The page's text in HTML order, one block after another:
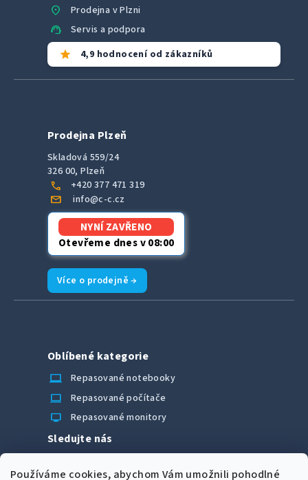
Používáme cookies, abychom Vám umožnili pohodlné
location_on Prodejna v Plzni
support_agent Servis a podpora
star 4,9 hodnocení od zákazníků
Prodejna Plzeň
Skladová 559/24
326 00, Plzeň
call +420 377 471 319
mail info@c-c.cz
NYNÍ ZAVŘENO
Otevřeme dnes v 08:00
Více o prodejně →
Oblíbené kategorie
laptop_chromebook
Repasované notebooky
computer Repasované počítače
monitor Repasované monitory
Sledujte nás